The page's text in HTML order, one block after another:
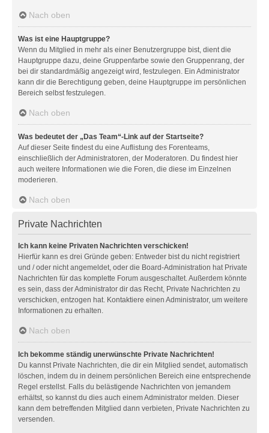
Nach oben
Was ist eine Hauptgruppe?
Wenn du Mitglied in mehr als einer Benutzergruppe bist, dient die
Hauptgruppe dazu, deine Gruppenfarbe sowie den Gruppenrang, der
bei dir standardmäßig angezeigt wird, festzulegen. Ein Administrator
kann dir die Berechtigung geben, deine Hauptgruppe im persönlichen
Bereich selbst festzulegen.
Nach oben
Was bedeutet der „Das Team“-Link auf der Startseite?
Auf dieser Seite findest du eine Auflistung des Forenteams,
einschließlich der Administratoren, der Moderatoren. Du findest hier
auch weitere Informationen wie die Foren, die diese im Einzelnen
moderieren.
Nach oben
Private Nachrichten
Ich kann keine Privaten Nachrichten verschicken!
Hierfür kann es drei Gründe geben: Entweder bist du nicht registriert
und / oder nicht angemeldet, oder die Board-Administration hat Private
Nachrichten für das komplette Forum ausgeschaltet. Außerdem könnte
es sein, dass der Administrator dir das Recht, Private Nachrichten zu
verschicken, entzogen hat. Kontaktiere einen Administrator, um weitere
Informationen zu erhalten.
Nach oben
Ich bekomme ständig unerwünschte Private Nachrichten!
Du kannst Private Nachrichten, die dir ein Mitglied sendet, automatisch
löschen, indem du in deinem persönlichen Bereich eine entsprechende
Regel erstellst. Falls du belästigende Nachrichten von jemandem
erhältst, so kannst du dies auch einem Administrator melden. Dieser
kann dem betreffenden Mitglied dann verbieten, Private Nachrichten zu
versenden.